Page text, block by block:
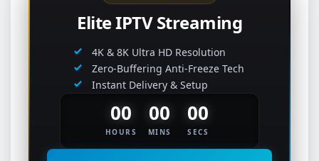
Elite IPTV Streaming
4K & 8K Ultra HD Resolution
Zero-Buffering Anti-Freeze Tech
Instant Delivery & Setup
00
HOURS
00
MINS
00
SECS